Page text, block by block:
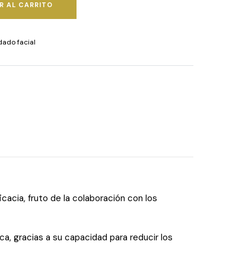
AL CARRITO
facial
fruto de la colaboración con los
gracias a su capacidad para reducir los